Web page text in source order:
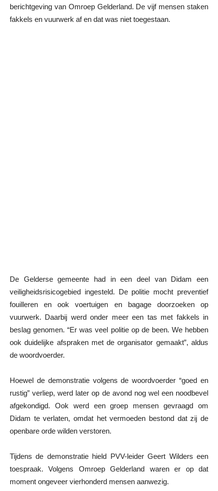
berichtgeving van Omroep Gelderland. De vijf mensen staken
fakkels en vuurwerk af en dat was niet toegestaan.
De Gelderse gemeente had in een deel van Didam een
veiligheidsrisicogebied ingesteld. De politie mocht preventief
fouilleren en ook voertuigen en bagage doorzoeken op
vuurwerk. Daarbij werd onder meer een tas met fakkels in
beslag genomen. “Er was veel politie op de been. We hebben
ook duidelijke afspraken met de organisator gemaakt”, aldus
de woordvoerder.
Hoewel de demonstratie volgens de woordvoerder “goed en
rustig” verliep, werd later op de avond nog wel een noodbevel
afgekondigd. Ook werd een groep mensen gevraagd om
Didam te verlaten, omdat het vermoeden bestond dat zij de
openbare orde wilden verstoren.
Tijdens de demonstratie hield PVV-leider Geert Wilders een
toespraak. Volgens Omroep Gelderland waren er op dat
moment ongeveer vierhonderd mensen aanwezig.